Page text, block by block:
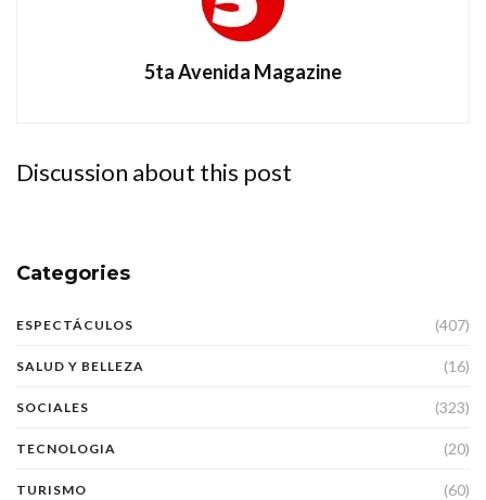
5ta Avenida Magazine
Discussion about this post
Categories
ESPECTÁCULOS (407)
SALUD Y BELLEZA (16)
SOCIALES (323)
TECNOLOGIA (20)
TURISMO (60)